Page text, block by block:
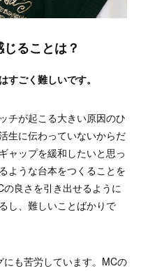
ることは？
すごく難しいです。
チが起こる大きい原因のひ
生に伝わっていないからだ
ャップを緩和したいと思っ
ような台本をつくることを
良さを引き出せるように
し、難しいことばかりで
も苦労しています。MCの